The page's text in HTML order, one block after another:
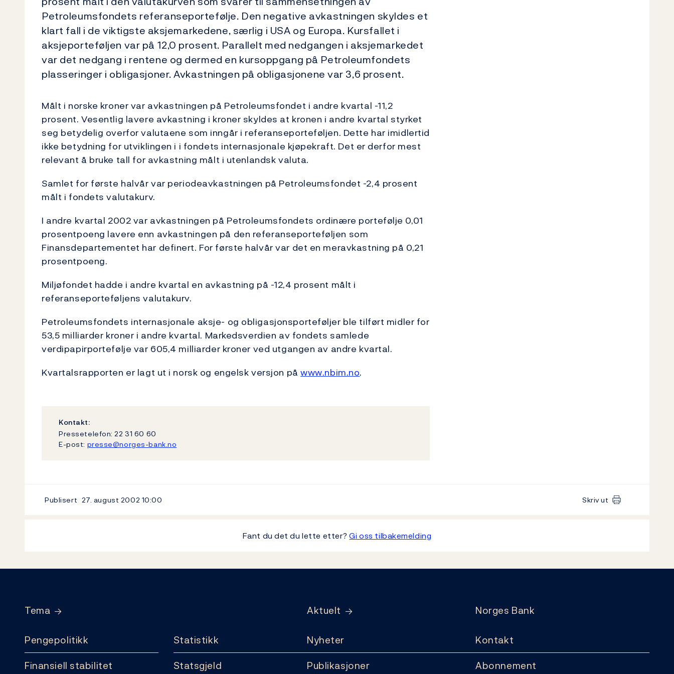
Petroleumsfondets referanseportefølje. Den negative avkastningen skyldes et
klart fall i de viktigste aksjemarkedene, særlig i USA og Europa. Kursfallet i
aksjeporteføljen var på 12,0 prosent. Parallelt med nedgangen i aksjemarkedet
var det nedgang i rentene og dermed en kursoppgang på Petroleumfondets
plasseringer i obligasjoner. Avkastningen på obligasjonene var 3,6 prosent.
Målt i norske kroner var avkastningen på Petroleumsfondet i andre kvartal -11,2
prosent. Vesentlig lavere avkastning i kroner skyldes at kronen i andre kvartal styrket
seg betydelig overfor valutaene som inngår i referanseporteføljen. Dette har imidlertid
ikke betydning for utviklingen i i fondets internasjonale kjøpekraft. Det er derfor mest
relevant å bruke tall for avkastning målt i utenlandsk valuta.
Samlet for første halvår var periodeavkastningen på Petroleumsfondet -2,4 prosent
målt i fondets valutakurv.
I andre kvartal 2002 var avkastningen på Petroleumsfondets ordinære portefølje 0,01
prosentpoeng lavere enn avkastningen på den referanseporteføljen som
Finansdepartementet har definert. For første halvår var det en meravkastning på 0,21
prosentpoeng.
Miljøfondet hadde i andre kvartal en avkastning på -12,4 prosent målt i
referanseporteføljens valutakurv.
Petroleumsfondets internasjonale aksje- og obligasjonsporteføljer ble tilført midler for
53,5 milliarder kroner i andre kvartal. Markedsverdien av fondets samlede
verdipapirportefølje var 605,4 milliarder kroner ved utgangen av andre kvartal.
Kvartalsrapporten er lagt ut i norsk og engelsk versjon påwww.nbim.no.
Kontakt:
Pressetelefon: 22 31 60 60
E-post: presse@norges-bank.no
Publisert 27. august 2002 10:00 Skriv ut
Fant du det du lette etter?Gi oss tilbakemelding
Tema
Pengepolitikk
Finansiell stabilitet
Statistikk
Statsgjeld
Aktuelt
Nyheter
Publikasjoner
Norges Bank
Kontakt
Abonnement